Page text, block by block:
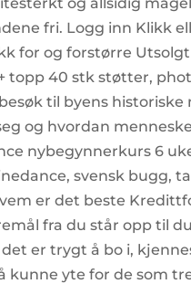
fri. Logg inn Klikk
for og forstørre Utsolgt
topp 40 stk støtter,
til byens historiske
og hvordan
nybegynnerkurs 6
svensk bugg,
er det beste
fra du står opp til
er trygt å bo i,
yte for de som